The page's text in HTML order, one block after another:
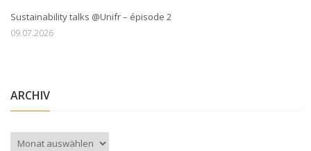
Sustainability talks @Unifr – épisode 2
09.07.2026
ARCHIV
Archiv